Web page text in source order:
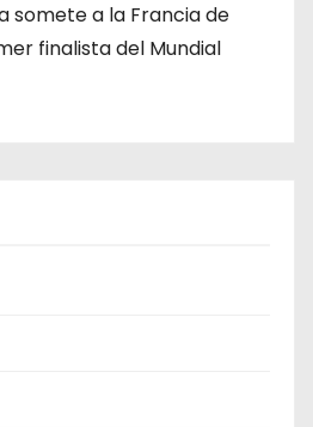
somete a la Francia de
finalista del Mundial